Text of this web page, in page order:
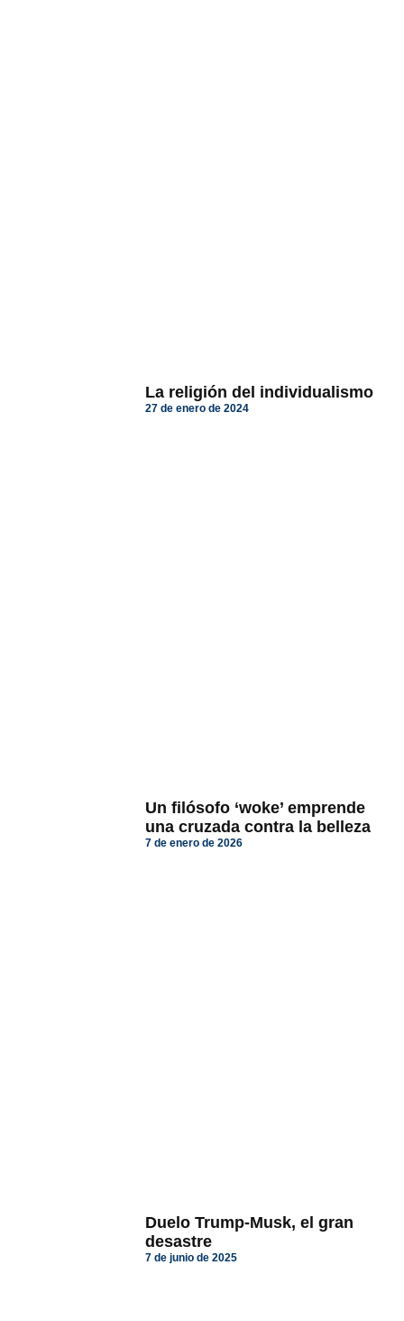
La religión del individualismo
27 de enero de 2024
Un filósofo ‘woke’ emprende
una cruzada contra la belleza
7 de enero de 2026
Duelo Trump-Musk, el gran
desastre
7 de junio de 2025